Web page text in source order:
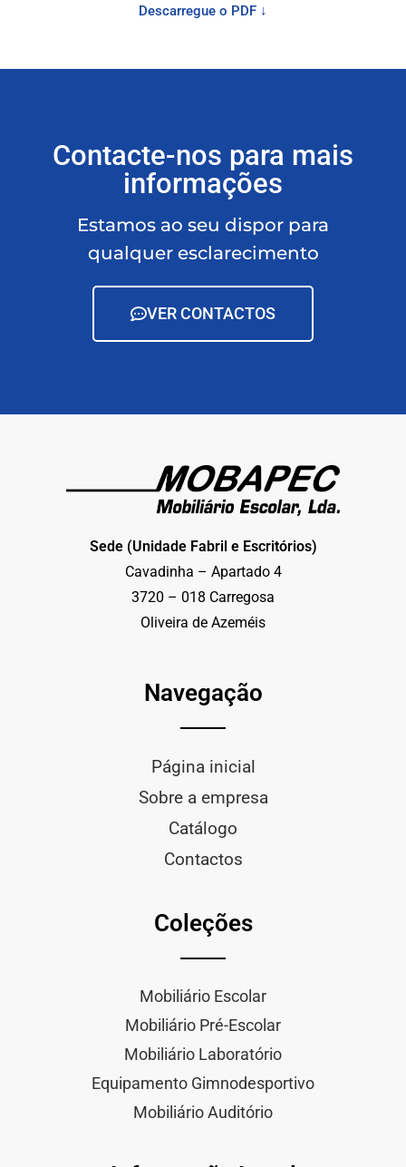
Descarregue o PDF ↓
Contacte-nos para mais
informações
Estamos ao seu dispor para
qualquer esclarecimento
VER CONTACTOS
Sede (Unidade Fabril e Escritórios)
Cavadinha – Apartado 4
3720 – 018 Carregosa
Oliveira de Azeméis
Navegação
Página inicial
Sobre a empresa
Catálogo
Contactos
Coleções
Mobiliário Escolar
Mobiliário Pré-Escolar
Mobiliário Laboratório
Equipamento Gimnodesportivo
Mobiliário Auditório